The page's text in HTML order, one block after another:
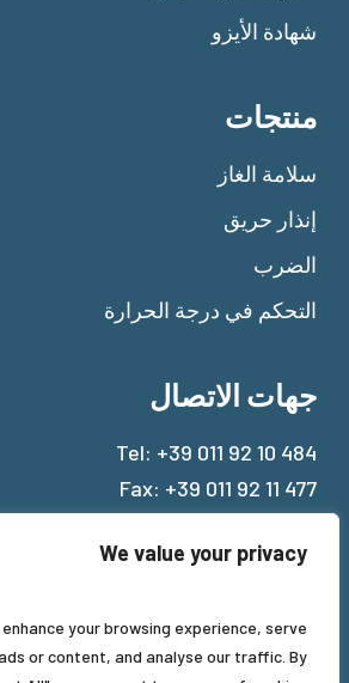
We value your privacy
your browsing experience, serve
or content, and analyse our traffic. By
شهادة الأيزو
منتجات
سلامة الغاز
إنذار حريق
الضرب
التحكم في درجة الحرارة
جهات الاتصال
Tel: +39 011 92 10 484
Fax: +39 011 92 11 477